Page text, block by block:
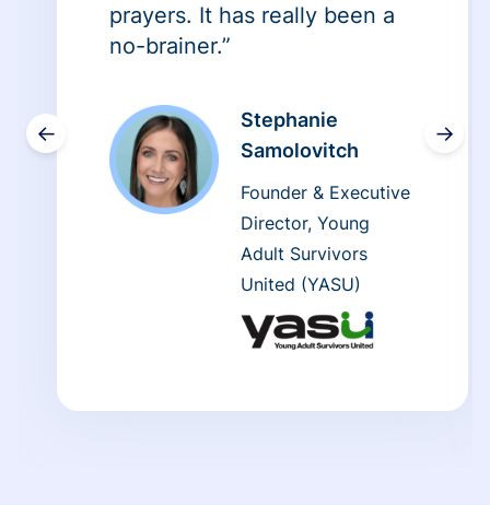
←
prayers. It has really been a
no-brainer.”
Stephanie
Samolovitch
Founder & Executive
Director, Young
Adult Survivors
United (YASU)
→